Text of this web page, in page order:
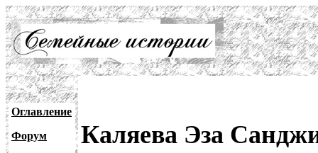
Оглавление
Форум
Каляева Эза